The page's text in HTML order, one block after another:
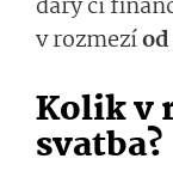
v rozmezí
Kolik v
svatba?